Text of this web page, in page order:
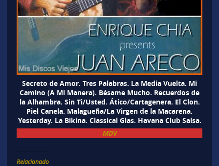
Secreto de Amor. Tres Palabras. La Media Vuelta. Mi
Camino (A Mi Manera). Bésame Mucho. Recuerdos de
la Alhambra. Sin Ti/Usted. Ático/Cartagenera. El Clon.
Piel Canela. Malagueña/La Virgen de la Macarena.
Yesterday. La Bikina. Classical Glas. Havana Club Salsa.
MDV
Relacionado